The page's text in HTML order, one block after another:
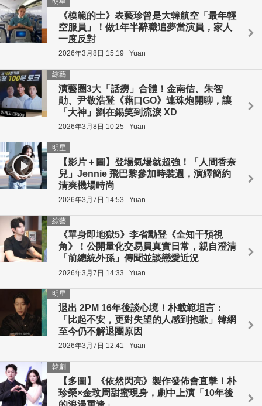
《模範的士》表藝珍曾是大韓航空「最年輕
空服員」！做1年半辭職追夢當演員，家人
一度反對
2026年3月8日 15:19 Yuan
演藝圈3大「話癆」合體！金南佶、朱智
勛、尹敬浩登《藉口GO》連珠炮開聊，讓
「大神」劉在錫笑到流淚 XD
綜藝
2026年3月8日 10:25 Yuan
【影片＋圖】登場氣場就超強！「人間香奈
兒」Jennie 飛巴黎參加時裝週，演繹簡約
清爽機場時尚
明星
2026年3月7日 14:53 Yuan
《單身即地獄5》李省勳登《全知干預視
角》！公開量化交易員真實日常，親自澄清
「前總統外孫」傳聞並談戀愛近況
綜藝
2026年3月7日 14:33 Yuan
退出 2PM 16年後談心境！朴載範坦言：
「比起不安，更對失望的人感到抱歉」韓網
至今仍不解退團原因
明星
2026年3月7日 12:41 Yuan
【多圖】《依然閃亮》製作發佈會直擊！朴
珍榮×金玟周甜蜜現身，劇中上演「10年後
韓劇